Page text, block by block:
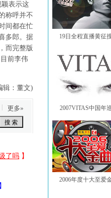
颖表示这
称呼并不
间都在忙
多郎。据
而完整版
前李伟
辑：董文)
更多»
19日全程直播黄征
2007VITAS中国年
2006年度十大至爱